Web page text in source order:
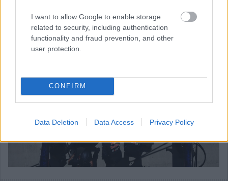
I want to allow Google to enable storage
related to security, including authentication
functionality and fraud prevention, and other
user protection.
CONFIRM
Data Deletion Data Access Privacy Policy
hogy ledolgozzuk ezt az utolsó három tizedmásodpercet.”